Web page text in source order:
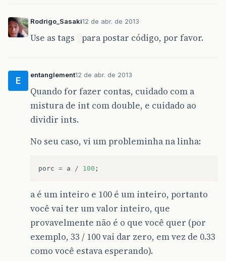
Rodrigo_Sasaki12 de abr. de 2013
Use as tags para postar código, por favor.
E
entanglement12 de abr. de 2013
Quando for fazer contas, cuidado com a
mistura de int com double, e cuidado ao
dividir ints.
No seu caso, vi um probleminha na linha:
porc = a / 100 ;
a é um inteiro e 100 é um inteiro, portanto
você vai ter um valor inteiro, que
provavelmente não é o que você quer (por
exemplo, 33 / 100 vai dar zero, em vez de 0.33
como você estava esperando).